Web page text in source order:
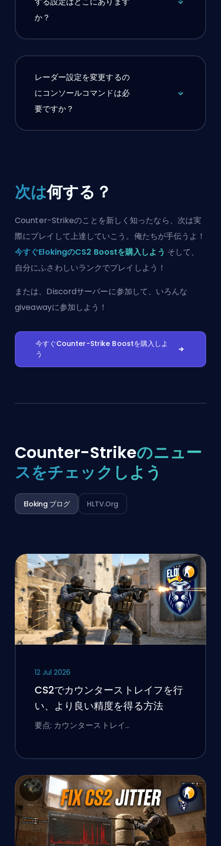
か？
レーダー設定を変更するの
にコンソールコマンドは必
要ですか？
次は何する？
Counter-Strikeのことを新しく知ったなら、次は実
際にプレイして上達していこう。俺たちが手伝うよ！
今すぐElokingのCS2 Boostを購入しよう そして、
自分にふさわしいランクでプレイしよう！
または、 Discordサーバーに参加して、いろんな
giveawayに参加しよう！
今すぐCounter-Strike Boostを購入しよ
う
Counter-Strikeのニュー
スをチェックしよう
Eloking ブログ HLTV.org
12 Jul 2026
CS2でカウンターストレイフを行
い、より良い精度を得る方法
要点: カウンターストレイ…